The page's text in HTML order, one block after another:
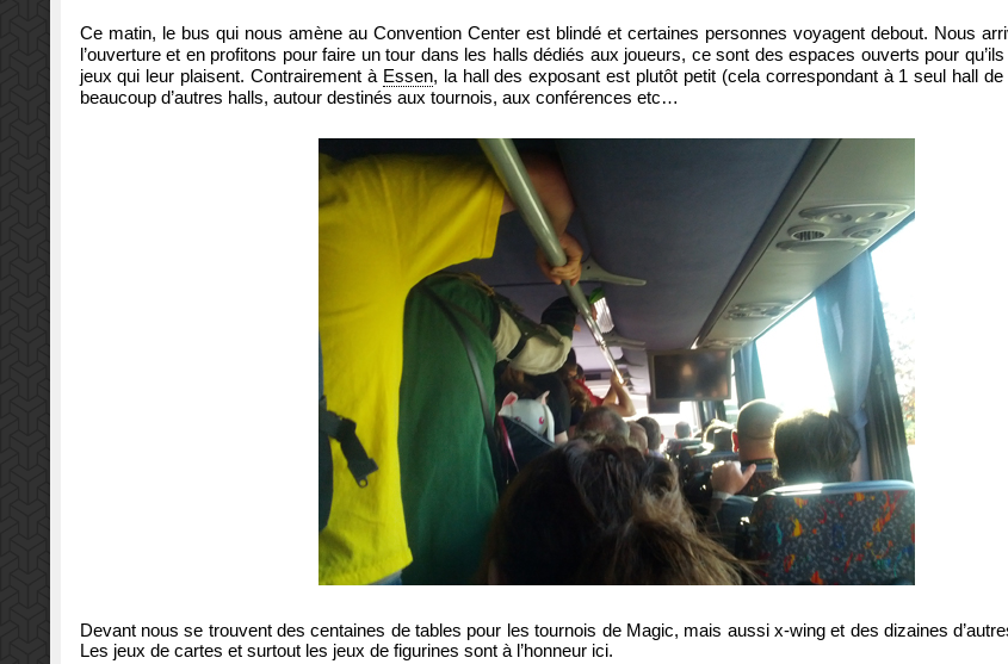
Ce matin, le bus qui nous amène au Convention Center est blindé et certaines personnes voyagent debout. Nous
l’ouverture et en profitons pour faire un tour dans les halls dédiés aux joueurs, ce sont des espaces ouverts pour
jeux qui leur plaisent. Contrairement à Essen, la hall des exposant est plutôt petit (cela correspondant à 1 seul hall
beaucoup d’autres halls, autour destinés aux tournois, aux conférences etc…
Devant nous se trouvent des centaines de tables pour les tournois de Magic, mais aussi x-wing et des dizaines
Les jeux de cartes et surtout les jeux de figurines sont à l’honneur ici.